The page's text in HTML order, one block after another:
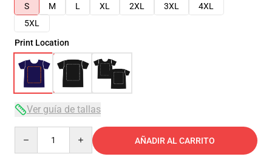
S
M L XL 2XL 3XL
4XL
5XL
Print Location
Ver guía de tallas
AÑADIR AL CARRITO